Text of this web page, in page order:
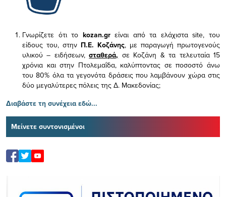
Γνωρίζετε ότι το kozan.gr είναι από τα ελάχισταsite, του
είδους του, στην Π.Ε. Κοζάνης, με παραγωγή πρωτογενούς
υλικού – ειδήσεων,σταθερά, σε Κοζάνη & τα τελευταία 15
χρόνια και στην Πτολεμαΐδα, καλύπτοντας σε ποσοστό άνω
του 80% όλα τα γεγονότα δράσεις που λαμβάνουν χώρα στις
δύο μεγαλύτερες πόλεις της Δ. Μακεδονίας;
Διαβάστε τη συνέχεια εδώ...
Μείνετε συντονισμένοι